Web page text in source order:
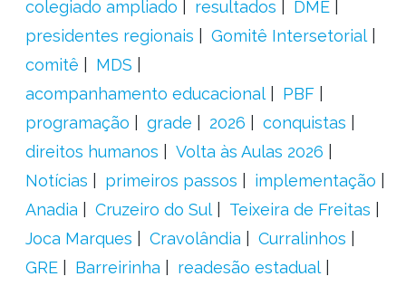
colegiado ampliado resultados
DME
presidentes regionais
Gomitê Intersetorial
comitê
MDS
acompanhamento educacional
PBF
programação
grade 2026
conquistas
direitos humanos
Volta às Aulas 2026
Notícias
primeiros passos
implementação
Anadia
Cruzeiro do Sul
Teixeira de Freitas
Joca Marques
Cravolândia
Curralinhos
GRE
Barreirinha
readesão estadual